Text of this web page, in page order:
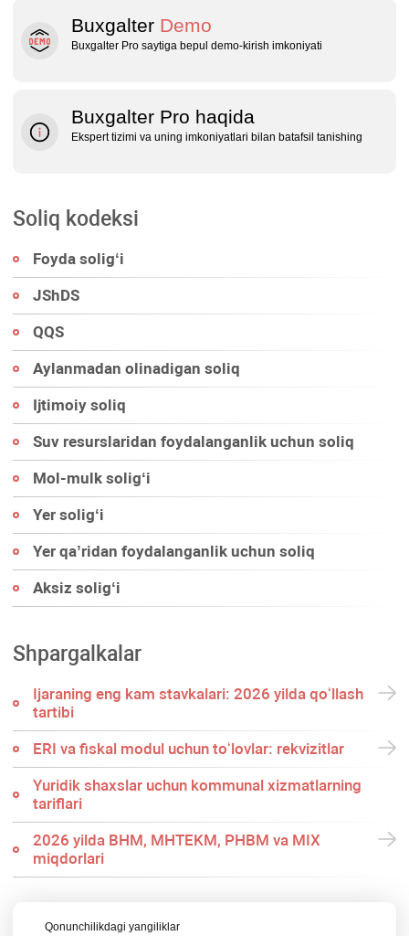
Buxgalter Demo
Buxgalter Pro saytiga bepul demo‑kirish imkoniyati
Buxgalter Pro haqida
Ekspert tizimi va uning imkoniyatlari bilan batafsil tanishing
Soliq kodeksi
Foyda soligʻi
JShDS
QQS
Aylanmadan olinadigan soliq
Ijtimoiy soliq
Suv resurslaridan foydalanganlik uchun soliq
Mol-mulk soligʻi
Yer soligʻi
Yer qa’ridan foydalanganlik uchun soliq
Aksiz soligʻi
Shpargalkalar
Ijaraning eng kam stavkalari: 2026 yilda qoʻllash
tartibi
ERI va fiskal modul uchun toʻlovlar: rekvizitlar
Yuridik shaхslar uchun kommunal хizmatlarning
tariflari
2026 yilda BHM, MHTEKM, PHBM va MIX
miqdorlari
Qonunchilikdagi yangiliklar